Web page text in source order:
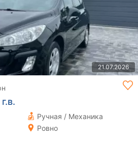
21.07.2026
Ручная / Механика
Ровно